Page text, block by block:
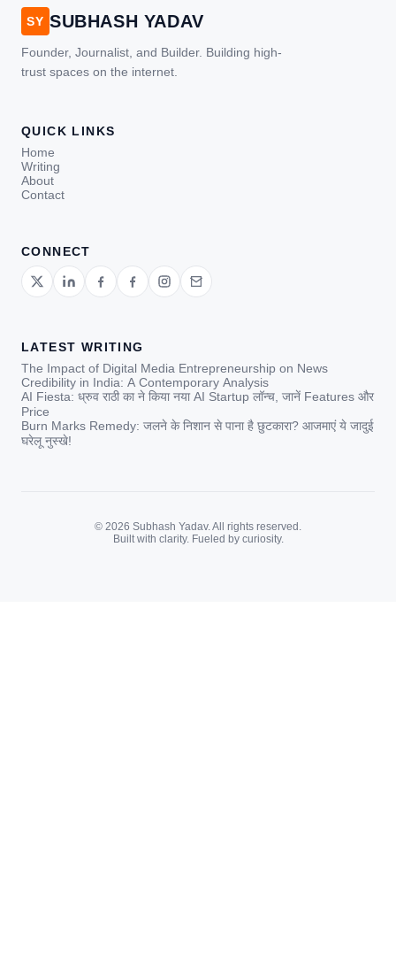
SY SUBHASH YADAV
Founder, Journalist, and Builder. Building high-
trust spaces on the internet.
QUICK LINKS
Home
Writing
About
Contact
CONNECT
LATEST WRITING
The Impact of Digital Media Entrepreneurship on News
Credibility in India: A Contemporary Analysis
AI Fiesta: ध्रुव राठी का ने किया नया AI Startup लॉन्च, जानें Features और
Price
Burn Marks Remedy: जलने के निशान से पाना है छुटकारा? आजमाएं ये जादुई
घरेलू नुस्खे!
© 2026 Subhash Yadav. All rights reserved.
Built with clarity. Fueled by curiosity.